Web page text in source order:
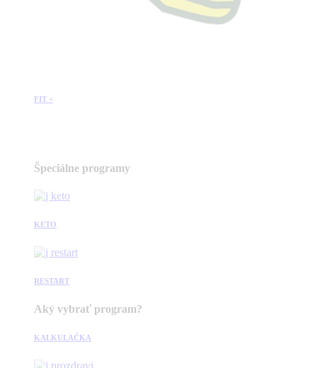
FIT +
Špeciálne programy
KETO
RESTART
Aký vybrať program?
KALKULAČKA